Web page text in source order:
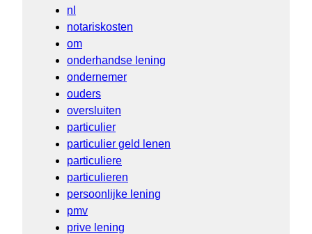
nl
notariskosten
om
onderhandse lening
ondernemer
ouders
oversluiten
particulier
particulier geld lenen
particuliere
particulieren
persoonlijke lening
pmv
prive lening